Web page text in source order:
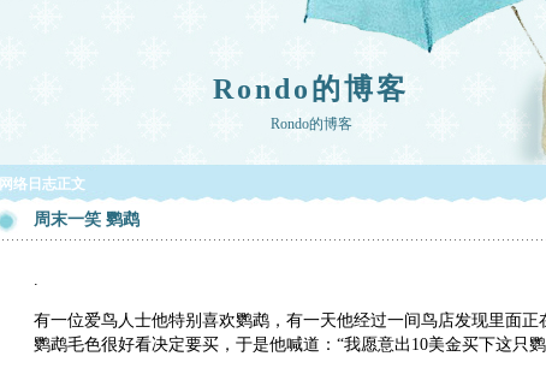
Rondo的博客
Rondo的博客
网络日志正文
周末一笑 鹦鹉
.
有一位爱鸟人士他特别喜欢鹦鹉，有一天他经过一间鸟店发现里面正
鹦鹉毛色很好看决定要买，于是他喊道：“我愿意出10美金买下这只